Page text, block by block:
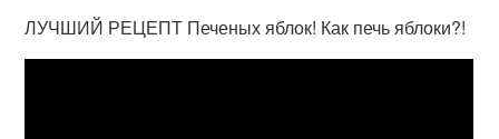
ЛУЧШИЙ РЕЦЕПТ Печеных яблок! Как печь яблоки?!